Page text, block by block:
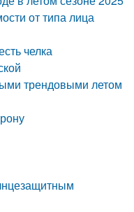
от типа лица
челка
трендовыми летом